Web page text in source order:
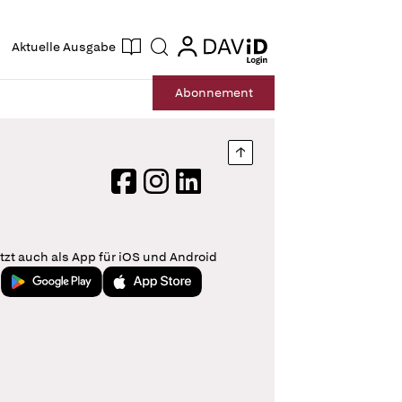
Aktuelle Ausgabe Suche login
login
Abonnement
Nach oben springen
FacebookInstagram
LinkedIn
auch als App für iOS und Android
Jetzt bei Google PlayLaden im App Store